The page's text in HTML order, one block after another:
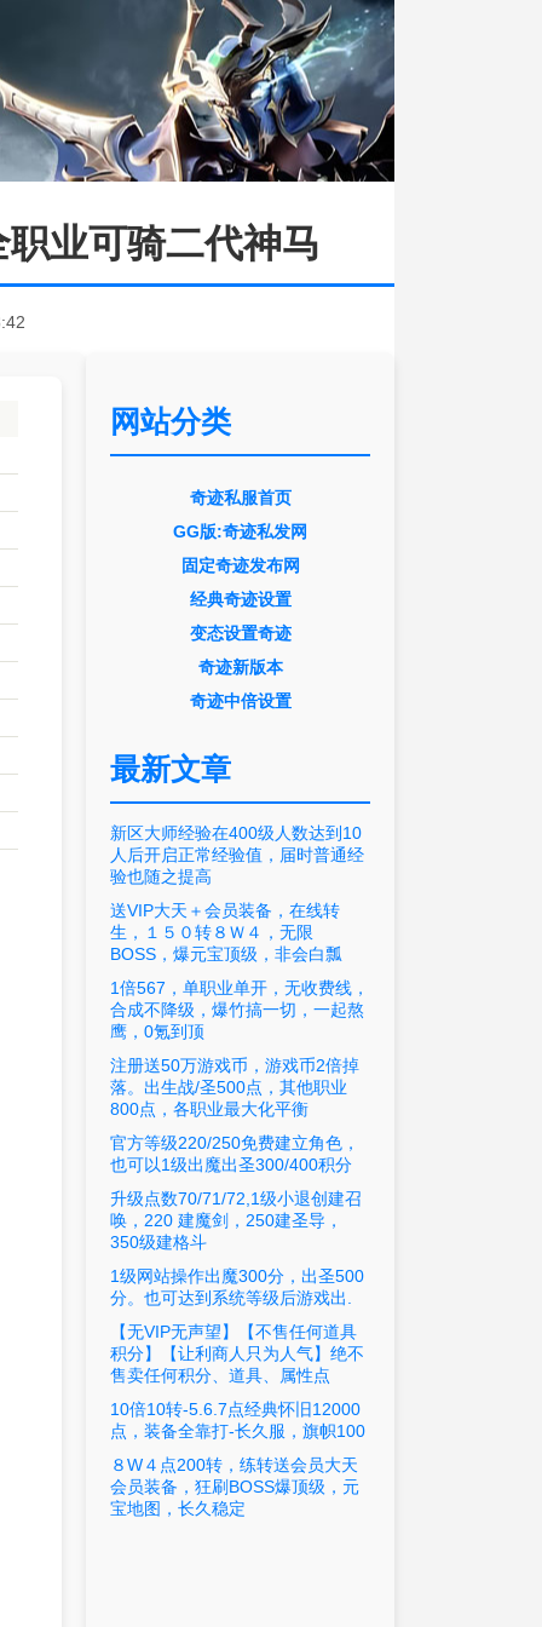
业可骑二代神马
网站分类
奇迹私服首页
GG版:奇迹私发网
固定奇迹发布网
经典奇迹设置
变态设置奇迹
奇迹新版本
奇迹中倍设置
最新文章
新区大师经验在400级人数达到10
人后开启正常经验值，届时普通经
验也随之提高
送VIP大天＋会员装备，在线转
生，１５０转８Ｗ４，无限
BOSS，爆元宝顶级，非会白瓢
1倍567，单职业单开，无收费线，
合成不降级，爆竹搞一切，一起熬
鹰，0氪到顶
注册送50万游戏币，游戏币2倍掉
落。出生战/圣500点，其他职业
800点，各职业最大化平衡
官方等级220/250免费建立角色，
也可以1级出魔出圣300/400积分
升级点数70/71/72,1级小退创建召
唤，220 建魔剑，250建圣导，
350级建格斗
1级网站操作出魔300分，出圣500
分。也可达到系统等级后游戏出.
【无VIP无声望】【不售任何道具
积分】【让利商人只为人气】绝不
售卖任何积分、道具、属性点
10倍10转-5.6.7点经典怀旧12000
点，装备全靠打-长久服，旗帜100
８W４点200转，练转送会员大天
会员装备，狂刷BOSS爆顶级，元
宝地图，长久稳定